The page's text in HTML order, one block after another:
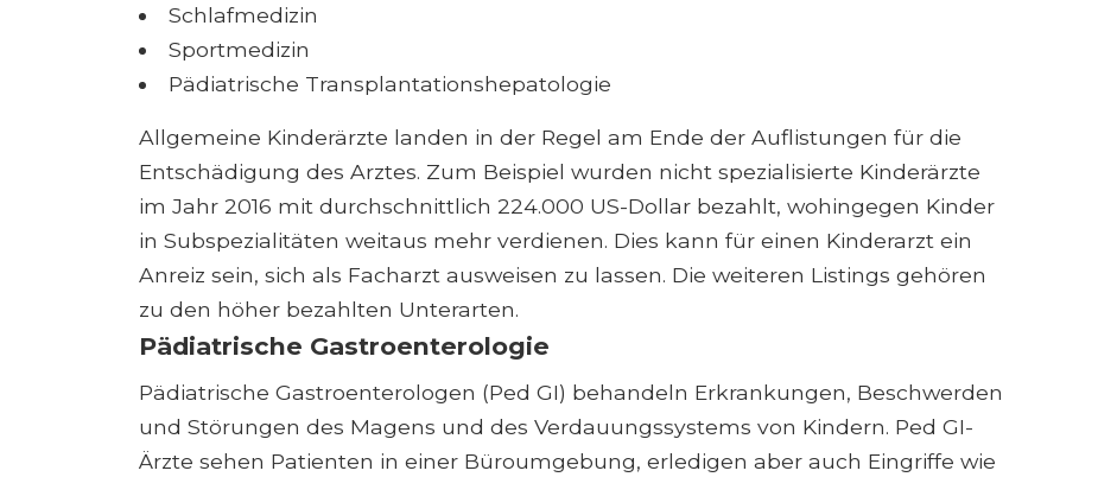
Schlafmedizin
Sportmedizin
Pädiatrische Transplantationshepatologie
Allgemeine Kinderärzte landen in der Regel am Ende der Auflistungen für die
Entschädigung des Arztes. Zum Beispiel wurden nicht spezialisierte Kinderärzte
im Jahr 2016 mit durchschnittlich 224.000 US-Dollar bezahlt, wohingegen Kinder
in Subspezialitäten weitaus mehr verdienen. Dies kann für einen Kinderarzt ein
Anreiz sein, sich als Facharzt ausweisen zu lassen. Die weiteren Listings gehören
zu den höher bezahlten Unterarten.
Pädiatrische Gastroenterologie
Pädiatrische Gastroenterologen (Ped GI) behandeln Erkrankungen, Beschwerden
und Störungen des Magens und des Verdauungssystems von Kindern. Ped GI-
Ärzte sehen Patienten in einer Büroumgebung, erledigen aber auch Eingriffe wie